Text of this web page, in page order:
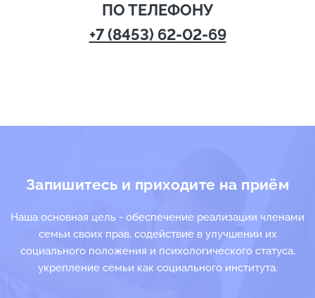
ПО ТЕЛЕФОНУ
+7 (8453) 62-02-69
Запишитесь и приходите на приём
Наша основная цель - обеспечение реализации членами
семьи своих прав, содействие в улучшении их
социального положения и психологического статуса,
укрепление семьи как социального института.